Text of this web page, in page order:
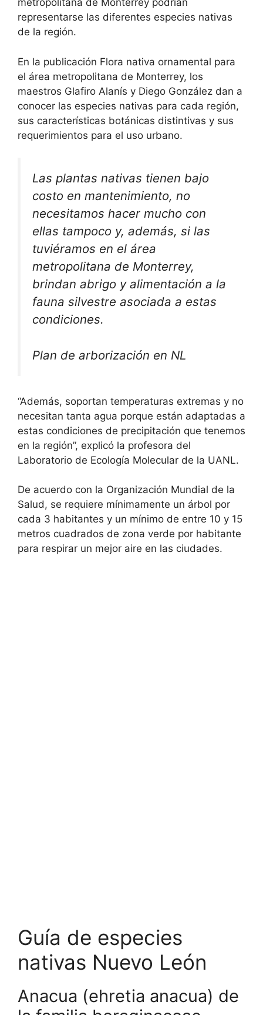
metropolitana de Monterrey podrían
representarse las diferentes especies nativas
de la región.
En la publicación Flora nativa ornamental para
el área metropolitana de Monterrey, los
maestros Glafiro Alanís y Diego González dan a
conocer las especies nativas para cada región,
sus características botánicas distintivas y sus
requerimientos para el uso urbano.
Las plantas nativas tienen bajo
costo en mantenimiento, no
necesitamos hacer mucho con
ellas tampoco y, además, si las
tuviéramos en el área
metropolitana de Monterrey,
brindan abrigo y alimentación a la
fauna silvestre asociada a estas
condiciones.
Plan de arborización en NL
“Además, soportan temperaturas extremas y no
necesitan tanta agua porque están adaptadas a
estas condiciones de precipitación que tenemos
en la región”, explicó la profesora del
Laboratorio de Ecología Molecular de la UANL.
De acuerdo con la Organización Mundial de la
Salud, se requiere mínimamente un árbol por
cada 3 habitantes y un mínimo de entre 10 y 15
metros cuadrados de zona verde por habitante
para respirar un mejor aire en las ciudades.
Guía de especies
nativas Nuevo León
Anacua (ehretia anacua) de